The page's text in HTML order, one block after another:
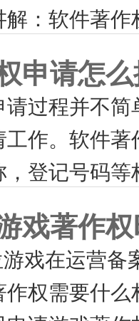
解：软件著
申请怎
过程并不
作。软件
登记号码
戏著作
戏在运营
权需要什